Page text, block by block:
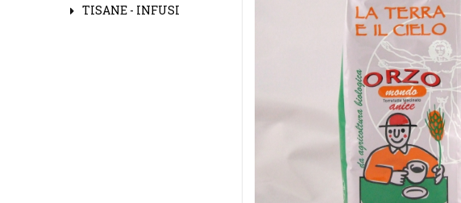
TISANE - INFUSI